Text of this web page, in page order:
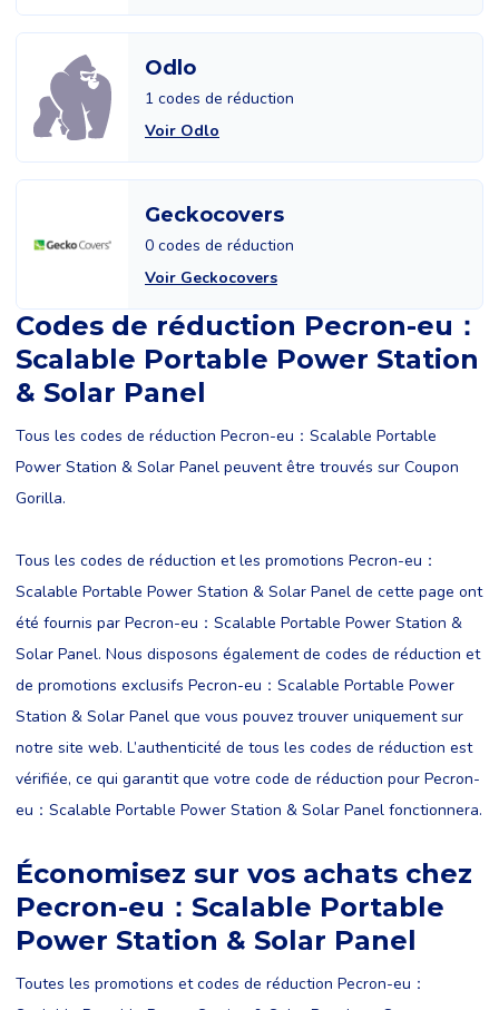
Odlo
1 codes de réduction
Voir Odlo
Geckocovers
0 codes de réduction
Voir Geckocovers
Codes de réduction Pecron-eu：
Scalable Portable Power Station
& Solar Panel
Tous les codes de réduction Pecron-eu：Scalable Portable
Power Station & Solar Panel peuvent être trouvés sur Coupon
Gorilla.
Tous les codes de réduction et les promotions Pecron-eu：
Scalable Portable Power Station & Solar Panel de cette page ont
été fournis par Pecron-eu：Scalable Portable Power Station &
Solar Panel. Nous disposons également de codes de réduction et
de promotions exclusifs Pecron-eu：Scalable Portable Power
Station & Solar Panel que vous pouvez trouver uniquement sur
notre site web. L’authenticité de tous les codes de réduction est
vérifiée, ce qui garantit que votre code de réduction pour Pecron-
eu：Scalable Portable Power Station & Solar Panel fonctionnera.
Économisez sur vos achats chez
Pecron-eu：Scalable Portable
Power Station & Solar Panel
Toutes les promotions et codes de réduction Pecron-eu：